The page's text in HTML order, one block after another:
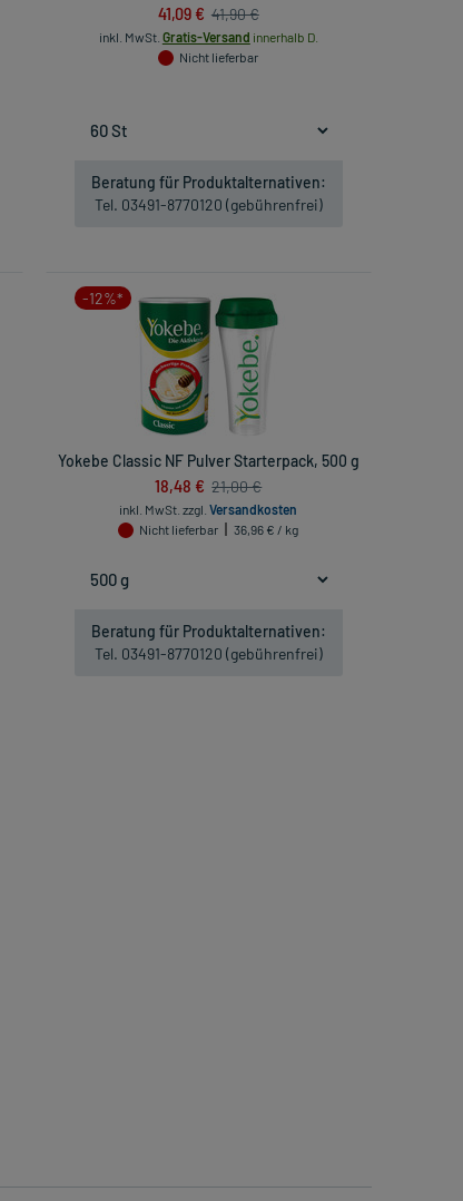
41,09 € 41,90 €
inkl. MwSt. Gratis-Versand innerhalb D.
Nicht lieferbar
Beratung für Produktalternativen:
Tel. 03491-8770120 (gebührenfrei)
-12%*
Yokebe Classic NF Pulver Starterpack, 500 g
18,48 € 21,00 €
inkl. MwSt. zzgl.Versandkosten
Nicht lieferbar
36,96 € / kg
Beratung für Produktalternativen:
Tel. 03491-8770120 (gebührenfrei)